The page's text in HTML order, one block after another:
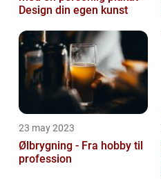
Design din egen kunst
23 may 2023
Ølbrygning - Fra hobby til
profession